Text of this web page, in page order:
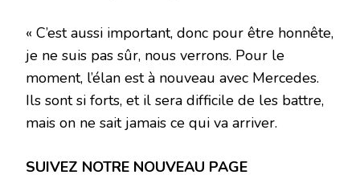
« C’est aussi important, donc pour être honnête,
je ne suis pas sûr, nous verrons. Pour le
moment, l’élan est à nouveau avec Mercedes.
Ils sont si forts, et il sera difficile de les battre,
mais on ne sait jamais ce qui va arriver.
SUIVEZ NOTRE NOUVEAU PAGE